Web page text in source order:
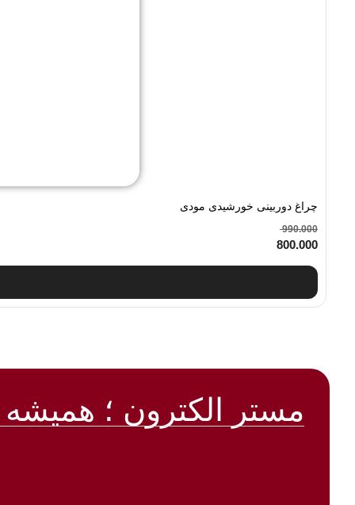
چراغ دوربینی خورشیدی مودی
990.000
800.000
مستر الکترون ؛